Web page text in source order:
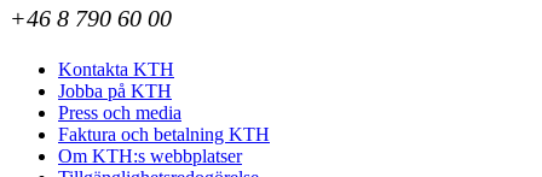
+46 8 790 60 00
Kontakta KTH
Jobba på KTH
Press och media
Faktura och betalning KTH
Om KTH:s webbplatser